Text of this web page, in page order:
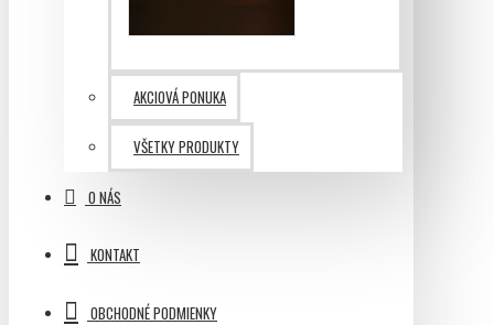
AKCIOVÁ PONUKA
VŠETKY PRODUKTY
O NÁS
KONTAKT
OBCHODNÉ PODMIENKY